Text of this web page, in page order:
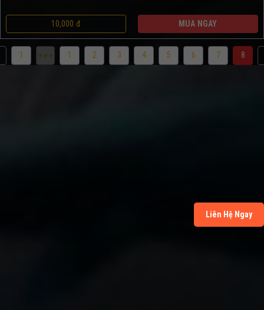
10,000 đ MUA NGAY
1 ⋆⋆⋆ 1 2 3 4 5 6 7 8
Liên Hệ Ngay